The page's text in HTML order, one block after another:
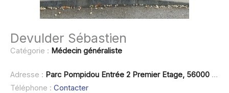
Devulder Sébastien
Catégorie : Médecin généraliste
Adresse : Parc Pompidou Entrée 2 Premier Etage, 56000 Vannes
Téléphone : Contacter